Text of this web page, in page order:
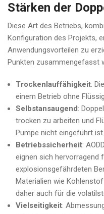
Stärken der
Diese Art des Betriebs,
Konfiguration des Projekts,
Anwendungsvorteilen zu
Punkten zusammengefasst
Trockenlauffähigkeit:
einem Betrieb ohne
Selbstansaugend:
trocken zu arbeiten und
Pumpe nicht eingeführt ist.
Betriebssicherheit:
eignen sich hervorragend
explosionsgefährdeten
Materialien wie
daher auch für die
Vielseitigkeit: